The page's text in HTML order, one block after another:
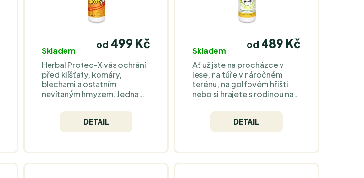
Skladem
od 499 Kč
Herbal Protec-X vás ochrání
před klíšťaty, komáry,
blechami a ostatním
nevítaným hmyzem. Jedna
hodiny anebo i déle. Lze
používat opakovaně rovnou
na kůži. Neobsahuje DEET (N,
pro děti i zvířata.
DETAIL
Skladem
od 489 Kč
Ať už jste na procházce v
lese, na túře v náročném
terénu, na golfovém hřišti
nebo si hrajete s rodinou na
děti pomocí Bug-X,
repelentu proti klíšťatům a
komárům, který je bezpečný
DETAIL